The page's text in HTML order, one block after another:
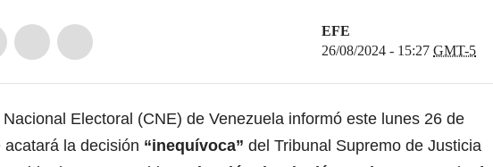
EFE
26/08/2024 - 15:27 GMT-5
Electoral (CNE) de Venezuela informó este lunes 26 de
acatará la decisión “inequívoca” del Tribunal Supremo de Justicia